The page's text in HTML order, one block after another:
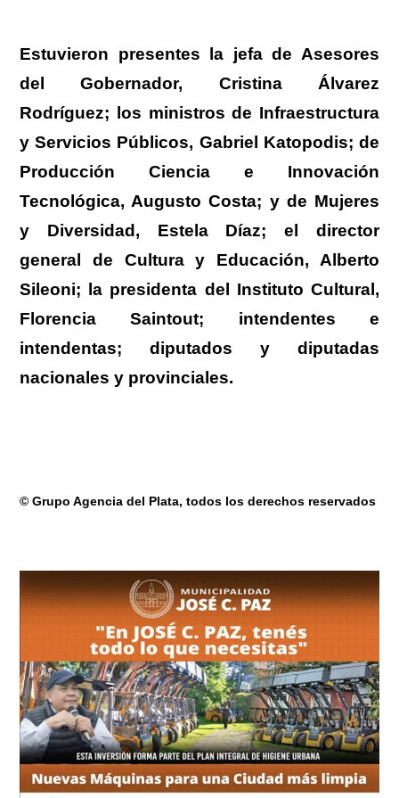
Estuvieron presentes la jefa de Asesores
del Gobernador, Cristina Álvarez
Rodríguez; los ministros de Infraestructura
y Servicios Públicos, Gabriel Katopodis; de
Producción Ciencia e Innovación
Tecnológica, Augusto Costa; y de Mujeres
y Diversidad, Estela Díaz; el director
general de Cultura y Educación, Alberto
Sileoni; la presidenta del Instituto Cultural,
Florencia Saintout; intendentes e
intendentas; diputados y diputadas
nacionales y provinciales.
© Grupo Agencia del Plata, todos los derechos reservados